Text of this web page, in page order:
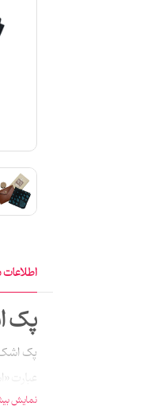
پک
پک اشک
نمایش